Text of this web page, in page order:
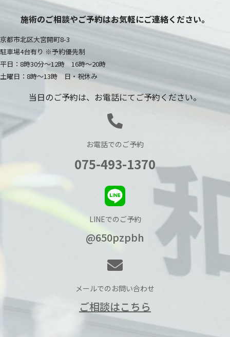
施術のご相談やご予約はお気軽にご連絡ください。
京都市北区大宮開町8-3
駐車場4台有り ※予約優先制
平日：8時30分～12時 16時～20時
土曜日：8時～13時 日・祝休み
当日のご予約は、お電話にてご予約ください。
お電話でのご予約
075-493-1370
LINEでのご予約
@650pzpbh
メールでのお問い合わせ
ご相談はこちら